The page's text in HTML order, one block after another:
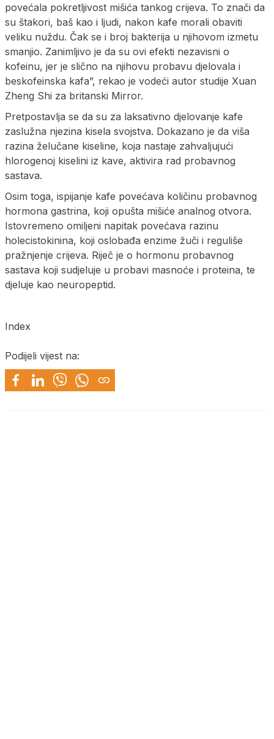
povećala pokretljivost mišića tankog crijeva. To znači da
su štakori, baš kao i ljudi, nakon kafe morali obaviti
veliku nuždu. Čak se i broj bakterija u njihovom izmetu
smanjio. Zanimljivo je da su ovi efekti nezavisni o
kofeinu, jer je slično na njihovu probavu djelovala i
beskofeinska kafa”, rekao je vodeći autor studije Xuan
Zheng Shi za britanski Mirror.
Pretpostavlja se da su za laksativno djelovanje kafe
zaslužna njezina kisela svojstva. Dokazano je da viša
razina želučane kiseline, koja nastaje zahvaljujući
hlorogenoj kiselini iz kave, aktivira rad probavnog
sastava.
Osim toga, ispijanje kafe povećava količinu probavnog
hormona gastrina, koji opušta mišiće analnog otvora.
Istovremeno omiljeni napitak povećava razinu
holecistokinina, koji oslobađa enzime žuči i reguliše
pražnjenje crijeva. Riječ je o hormonu probavnog
sastava koji sudjeluje u probavi masnoće i proteina, te
djeluje kao neuropeptid.
Index
Podijeli vijest na: